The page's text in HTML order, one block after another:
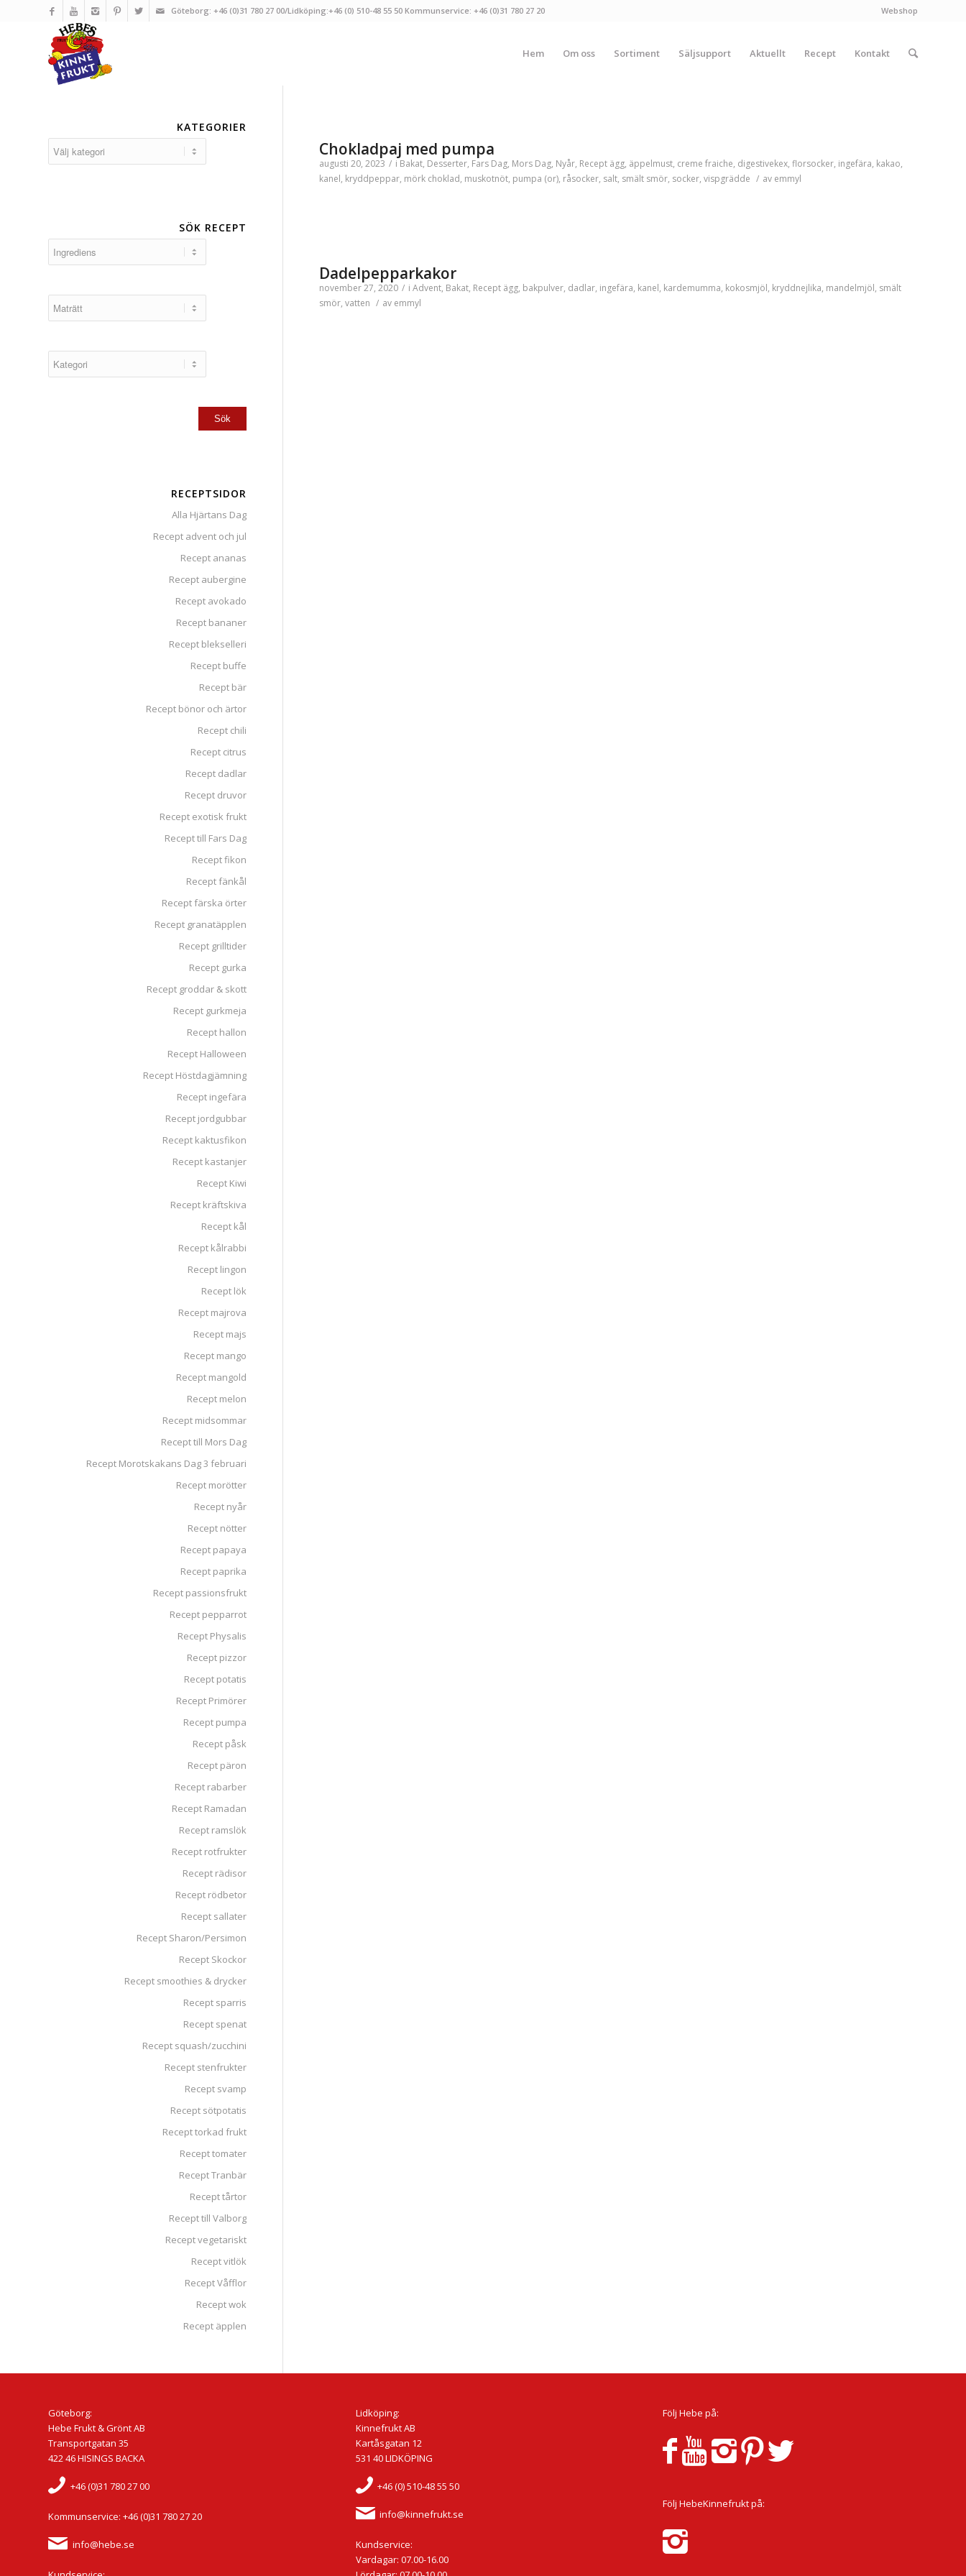
Webshop
Göteborg: +46 (0)31 780 27 00/Lidköping:+46 (0) 510-48 55 50 Kommunservice: +46 (0)31 780 27 20
Hem Om oss Sortiment Säljsupport Aktuellt Recept Kontakt
Chokladpaj med pumpa
augusti 20, 2023 / i Bakat, Desserter, Fars Dag, Mors Dag, Nyår, Recept ägg, äppelmust, creme fraiche, digestivekex, florsocker, ingefära, kakao,
kanel, kryddpeppar, mörk choklad, muskotnöt, pumpa (or), råsocker, salt, smält smör, socker, vispgrädde / av emmyl
Dadelpepparkakor
november 27, 2020 / i Advent, Bakat, Recept ägg, bakpulver, dadlar, ingefära, kanel, kardemumma, kokosmjöl, kryddnejlika, mandelmjöl, smält
smör, vatten / av emmyl
KATEGORIER
SÖK RECEPT
RECEPTSIDOR
Alla Hjärtans Dag
Recept advent och jul
Recept ananas
Recept aubergine
Recept avokado
Recept bananer
Recept blekselleri
Recept buffe
Recept bär
Recept bönor och ärtor
Recept chili
Recept citrus
Recept dadlar
Recept druvor
Recept exotisk frukt
Recept till Fars Dag
Recept fikon
Recept fänkål
Recept färska örter
Recept granatäpplen
Recept grilltider
Recept gurka
Recept groddar & skott
Recept gurkmeja
Recept hallon
Recept Halloween
Recept Höstdagjämning
Recept ingefära
Recept jordgubbar
Recept kaktusfikon
Recept kastanjer
Recept Kiwi
Recept kräftskiva
Recept kål
Recept kålrabbi
Recept lingon
Recept lök
Recept majrova
Recept majs
Recept mango
Recept mangold
Recept melon
Recept midsommar
Recept till Mors Dag
Recept Morotskakans Dag 3 februari
Recept morötter
Recept nyår
Recept nötter
Recept papaya
Recept paprika
Recept passionsfrukt
Recept pepparrot
Recept Physalis
Recept pizzor
Recept potatis
Recept Primörer
Recept pumpa
Recept påsk
Recept päron
Recept rabarber
Recept Ramadan
Recept ramslök
Recept rotfrukter
Recept rädisor
Recept rödbetor
Recept sallater
Recept Sharon/Persimon
Recept Skockor
Recept smoothies & drycker
Recept sparris
Recept spenat
Recept squash/zucchini
Recept stenfrukter
Recept svamp
Recept sötpotatis
Recept torkad frukt
Recept tomater
Recept Tranbär
Recept tårtor
Recept till Valborg
Recept vegetariskt
Recept vitlök
Recept Våfflor
Recept wok
Recept äpplen
Göteborg:
Hebe Frukt & Grönt AB
Transportgatan 35
422 46 HISINGS BACKA
+46 (0)31 780 27 00
Kommunservice: +46 (0)31 780 27 20
info@hebe.se
Lidköping:
Kinnefrukt AB
Kartåsgatan 12
531 40 LIDKÖPING
+46 (0) 510-48 55 50
info@kinnefrukt.se
Kundservice:
Vardagar: 07.00-16.00
Följ Hebe på:
Följ HebeKinnefrukt på: